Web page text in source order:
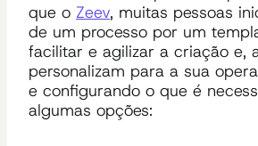
que o Zeev, muitas pessoas
de um processo por um
facilitar e agilizar a criação e,
personalizam para a sua
e configurando o que é
algumas opções: